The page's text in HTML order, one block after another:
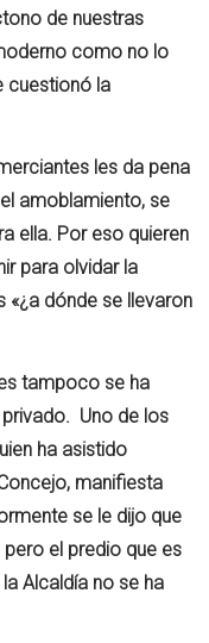
de nuestras
como no lo
cuestionó la
les da pena
amoblamiento, se
ella. Por eso quieren
para olvidar la
«¿a dónde se llevaron
tampoco se ha
Uno de los
ha asistido
manifiesta
se le dijo que
el predio que es
Alcaldía no se ha